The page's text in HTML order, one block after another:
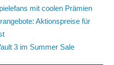
mit coolen Prämien
Aktionspreise für
3 im Summer Sale